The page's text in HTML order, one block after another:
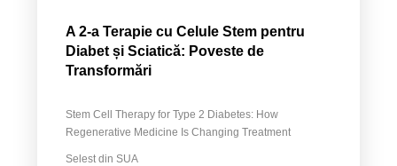
A 2-a Terapie cu Celule Stem pentru
Diabet și Sciatică: Poveste de
Transformări
Stem Cell Therapy for Type 2 Diabetes: How
Regenerative Medicine Is Changing Treatment
Selest din SUA